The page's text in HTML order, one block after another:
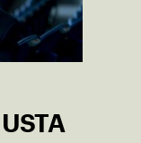
USTA